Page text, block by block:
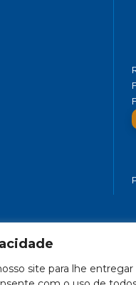
site para lhe
DO COMÉRCIO